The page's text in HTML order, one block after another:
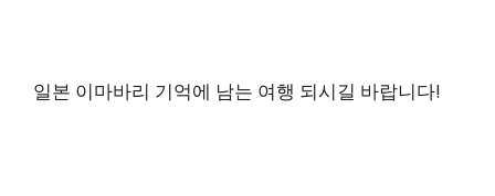
일본 이마바리 기억에 남는 여행 되시길 바랍니다!